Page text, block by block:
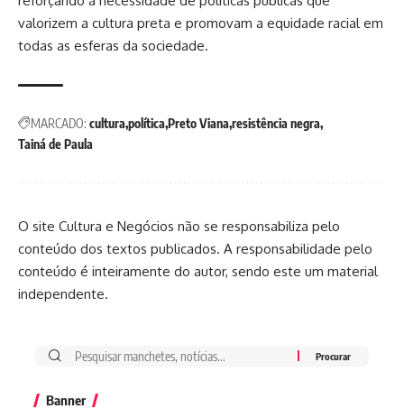
valorizem a cultura preta e promovam a equidade racial em
todas as esferas da sociedade.
MARCADO: cultura política Preto Viana resistência negra
Tainá de Paula
O site Cultura e Negócios não se responsabiliza pelo
conteúdo dos textos publicados. A responsabilidade pelo
conteúdo é inteiramente do autor, sendo este um material
independente.
Banner